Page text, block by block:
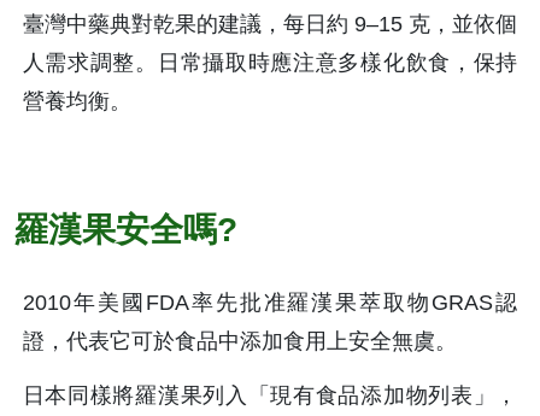
臺灣中藥典對乾果的建議，每日約 9–15 克，並依個
人需求調整。日常攝取時應注意多樣化飲食，保持
營養均衡。
羅漢果安全嗎?
2010年美國FDA率先批准羅漢果萃取物GRAS認
證，代表它可於食品中添加食用上安全無虞。
日本同樣將羅漢果列入「現有食品添加物列表」，